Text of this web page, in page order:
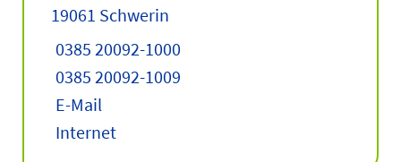
19061 Schwerin
0385 20092-1000
0385 20092-1009
E-Mail
Internet